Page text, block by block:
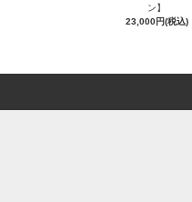
ン】
23,000円(税込)